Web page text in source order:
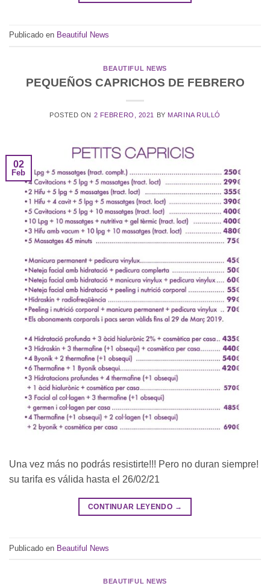
Publicado en Beautiful News
BEAUTIFUL NEWS
PEQUEÑOS CAPRICHOS DE FEBRERO
POSTED ON 2 FEBRERO, 2021 BY MARINA RULLÓ
02
Feb
Una vez más no podrás resistirte!!! Pero no duran siempre!
su tarifa es válida hasta el 26/02/21
CONTINUAR LEYENDO →
Publicado en Beautiful News
BEAUTIFUL NEWS